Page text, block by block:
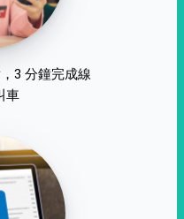
3 分鐘完成線
車